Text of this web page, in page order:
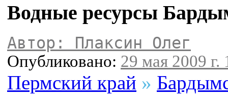
Водные ресурсы
Автор: Плаксин Олег
Опубликовано: 29 мая 2009 г.
Пермский край »